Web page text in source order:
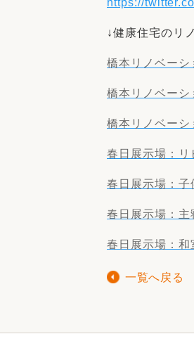
https://
↓健康住宅のリ
橋本リノベー
橋本リノベー
橋本リノベー
春日展示場：リ
春日展示場：子
春日展示場：主
春日展示場：和
一覧へ戻る